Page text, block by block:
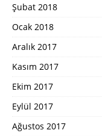
Şubat 2018
Ocak 2018
Aralık 2017
Kasım 2017
Ekim 2017
Eylül 2017
Ağustos 2017